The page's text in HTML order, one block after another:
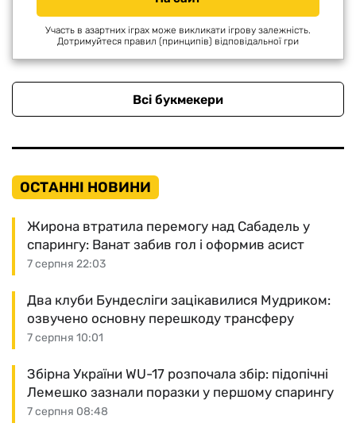
Участь в азартних іграх може викликати ігрову залежність.
Дотримуйтеся правил (принципів) відповідальної гри
Всі букмекери
ОСТАННІ НОВИНИ
7 серпня 22:03
Жирона втратила перемогу над Сабадель у
спарингу: Ванат забив гол і оформив асист
7 серпня 10:01
Два клуби Бундесліги зацікавилися Мудриком:
озвучено основну перешкоду трансферу
7 серпня 08:48
Збірна України WU-17 розпочала збір: підопічні
Лемешко зазнали поразки у першому спарингу